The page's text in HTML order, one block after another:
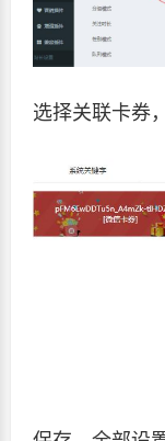
选择关联卡券